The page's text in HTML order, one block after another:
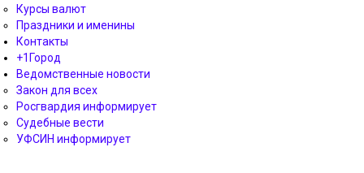
Курсы валют
Праздники и именины
Контакты
+1Город
Ведомственные новости
Закон для всех
Росгвардия информирует
Судебные вести
УФСИН информирует